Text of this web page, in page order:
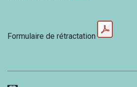
Formulaire de rétractation